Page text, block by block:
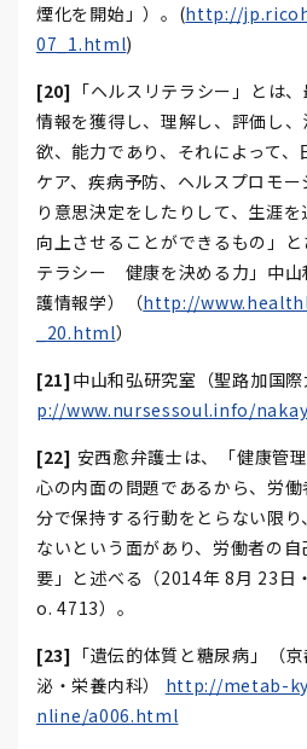
煙化を開始」）。(http://
07_1.html)
[20] 「ヘルスリテラシー」とは
情報を獲得し、理解し、評価し
欲、能力であり、それによって
ケア、疾病予防、ヘルスプロモ
り意思決定をしたりして、生涯
向上させることができるもの」
テラシー 健康を決める力」中山
護情報学）（http://
_20.html）
[21]中山和弘研究室（聖路加国
p://www.nursessoul.info/
[22] 安西愈弁護士は、「健康管
心の内面の問題であるから、労
分で保持する行動をとらない限
ないという面があり、労働者の
要」と述べる（2014年 8月 23日
o. 4713）。
[23] 「遺伝的体質と糖尿病」（
泌・栄養内科） http://metab-
nline/a006.html